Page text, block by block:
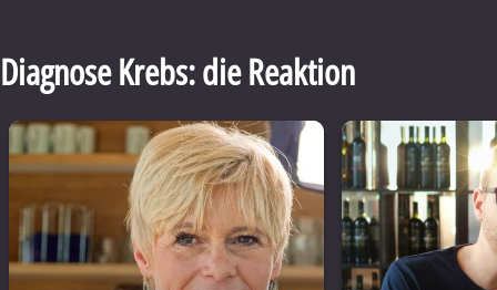
Diagnose Krebs: die Reaktion